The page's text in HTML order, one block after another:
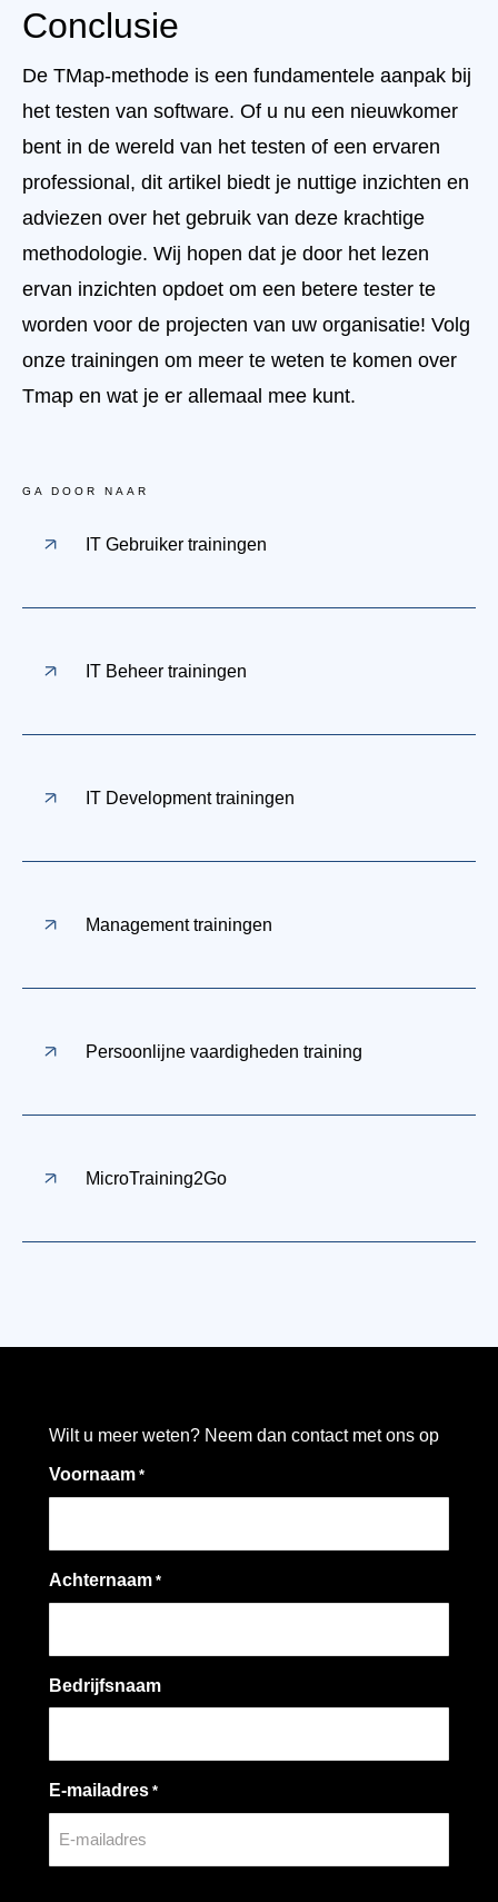
Conclusie
De TMap-methode is een fundamentele aanpak bij
het testen van software. Of u nu een nieuwkomer
bent in de wereld van het testen of een ervaren
professional, dit artikel biedt je nuttige inzichten en
adviezen over het gebruik van deze krachtige
methodologie. Wij hopen dat je door het lezen
ervan inzichten opdoet om een betere tester te
worden voor de projecten van uw organisatie! Volg
onze trainingen om meer te weten te komen over
Tmap en wat je er allemaal mee kunt.
GA DOOR NAAR
IT Gebruiker trainingen
IT Beheer trainingen
IT Development trainingen
Management trainingen
Persoonlijne vaardigheden training
MicroTraining2Go
Wilt u meer weten? Neem dan contact met ons op
Voornaam *
Achternaam *
Bedrijfsnaam
E-mailadres *